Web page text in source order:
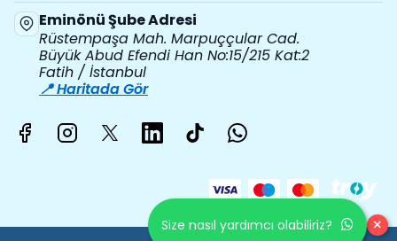
Eminönü Şube Adresi
Rüstempaşa Mah. Marpuççular Cad.
Büyük Abud Efendi Han No:15/215 Kat:2
Fatih / İstanbul
📍 Haritada Gör
Size nasıl yardımcı olabiliriz? ×